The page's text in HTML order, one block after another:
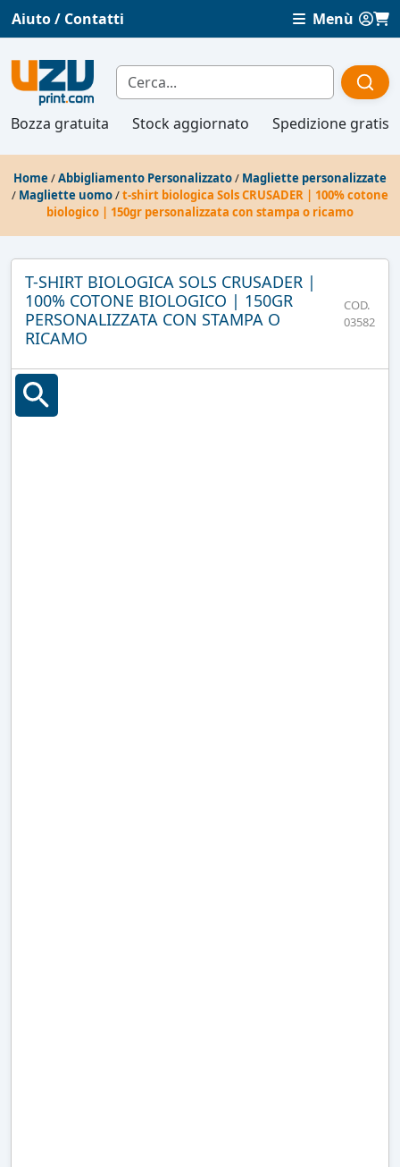
Aiuto / Contatti Menù
Bozza gratuita Stock aggiornato Spedizione gratis
Home /Abbigliamento Personalizzato/ Magliette personalizzate
/ Magliette uomo/t-shirt biologica Sols CRUSADER | 100% cotone
biologico | 150gr personalizzata con stampa o ricamo
T-SHIRT BIOLOGICA SOLS CRUSADER |
100% COTONE BIOLOGICO | 150GR
PERSONALIZZATA CON STAMPA O
RICAMO
COD.
03582